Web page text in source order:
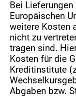
Bei
Europäischen
weitere Kosten
nicht zu
tragen sind.
Kosten für die
Kreditinstitute
Abgaben bzw.